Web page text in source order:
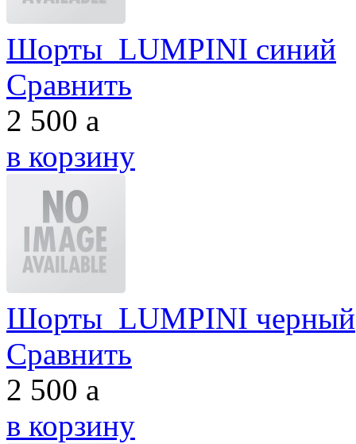
Шорты LUMPINI синий
Сравнить
2 500 a
в корзину
Шорты LUMPINI черный
Сравнить
2 500 a
в корзину